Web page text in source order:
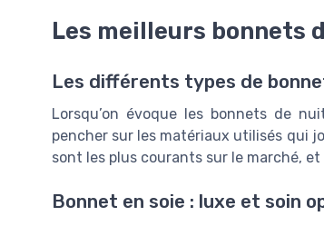
Les meilleurs bonnets
Les différents types de
Lorsqu’on évoque les bonnets de
pencher sur les matériaux utilisés qui
sont les plus courants sur le marché,
Bonnet en soie : luxe et soin